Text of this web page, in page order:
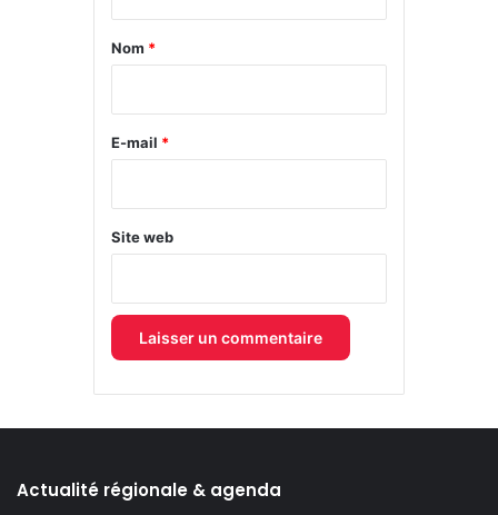
a
e
Nom *
E-mail *
Site web
Actualité régionale & agenda